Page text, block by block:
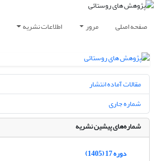
صفحه اصلی مرور اطلاعات نشریه
مقالات آماده انتشار
شماره جاری
شماره‌های پیشین نشریه
دوره 17 (1405)